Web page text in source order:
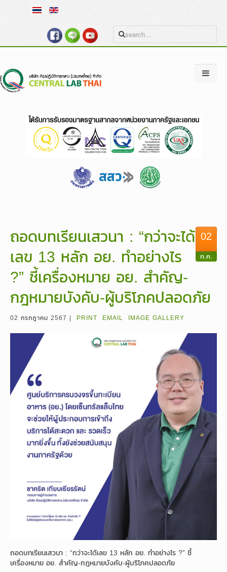
02
ก.ค.
ถอดบทเรียนเสวนา : “กว่าจะได้
เลข 13 หลัก อย. ทำอย่างไร
?” ชี้เครื่องหมาย อย. สำคัญ-
กฎหมายบังคับ-ผู้บริโภคปลอดภัย
02 กรกฎาคม 2567 | PRINT EMAIL IMAGE GALLERY
ถอดบทเรียนเสวนา : “กว่าจะได้เลข 13 หลัก อย. ทำอย่างไร ?” ชี้
เครื่องหมาย อย. สำคัญ-กฎหมายบังคับ-ผู้บริโภคปลอดภัย